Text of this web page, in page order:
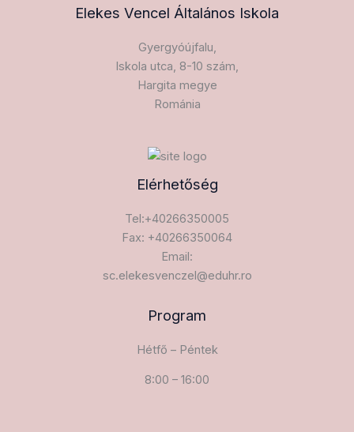
Elekes Vencel Általános Iskola​
Gyergyóújfalu,
Iskola utca, 8-10 szám,
Hargita megye
Románia
Elérhetőség
Tel:+40266350005
Fax: +40266350064
Email:
sc.elekesvenczel@eduhr.ro
Program
Hétfő – Péntek
8:00 – 16:00